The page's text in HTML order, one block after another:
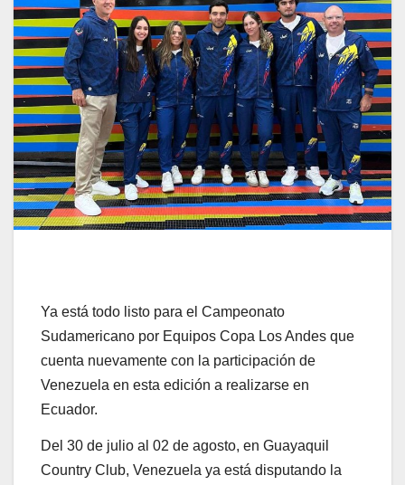
Ya está todo listo para el Campeonato
Sudamericano por Equipos Copa Los Andes que
cuenta nuevamente con la participación de
Venezuela en esta edición a realizarse en
Ecuador.
Del 30 de julio al 02 de agosto, en Guayaquil
Country Club, Venezuela ya está disputando la